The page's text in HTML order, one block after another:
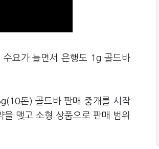
요가 늘면서 은행도 1g 골드바
돈) 골드바 판매 중개를 시작
맺고 소형 상품으로 판매 범위